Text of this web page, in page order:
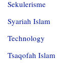
Sekulerisme
Syariah Islam
Technology
Tsaqofah Islam